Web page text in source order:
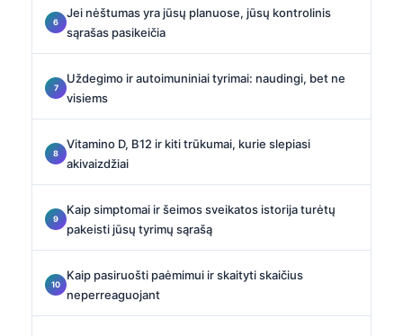
Jei nėštumas yra jūsų planuose, jūsų kontrolinis
sąrašas pasikeičia
Uždegimo ir autoimuniniai tyrimai: naudingi, bet ne
visiems
Vitamino D, B12 ir kiti trūkumai, kurie slepiasi
akivaizdžiai
Kaip simptomai ir šeimos sveikatos istorija turėtų
pakeisti jūsų tyrimų sąrašą
Kaip pasiruošti paėmimui ir skaityti skaičius
neperreaguojant